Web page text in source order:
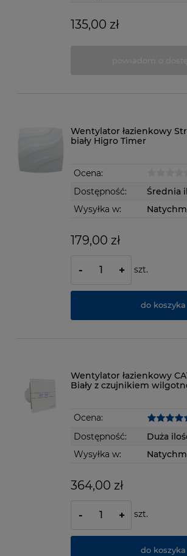
135,00 zł
Wentylator łazienkowy
biały Higro Timer
Ocena:
Dostępność:
Średnia
Wysyłka w:
179,00 zł
- + szt.
do koszyka
Wentylator łazienkowy
Biały z czujnikiem
Ocena:
Dostępność:
Duża
Wysyłka w:
364,00 zł
- + szt.
do koszyka